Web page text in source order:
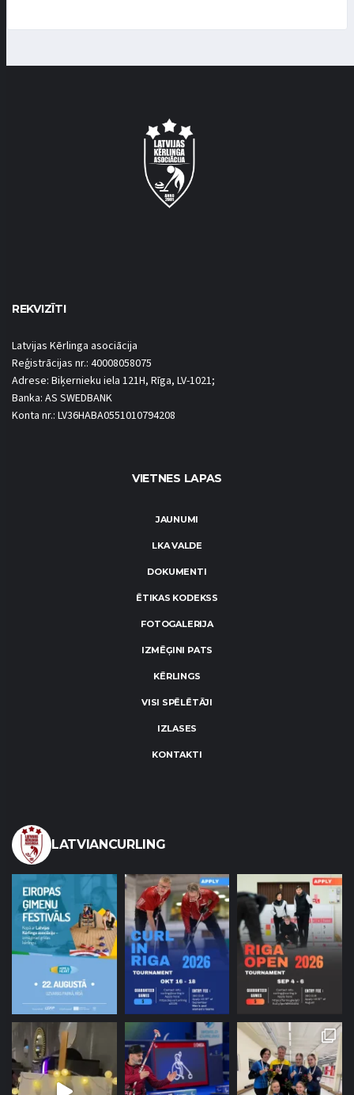
REKVIZĪTI
Latvijas Kērlinga asociācija
Reģistrācijas nr.: 40008058075
Adrese: Biķernieku iela 121H, Rīga, LV-1021;
Banka: AS SWEDBANK
Konta nr.: LV36HABA0551010794208
VIETNES LAPAS
JAUNUMI
LKA VALDE
DOKUMENTI
ĒTIKAS KODEKSS
FOTOGALERIJA
IZMĒĢINI PATS
KĒRLINGS
VISI SPĒLĒTĀJI
IZLASES
KONTAKTI
LATVIANCURLING